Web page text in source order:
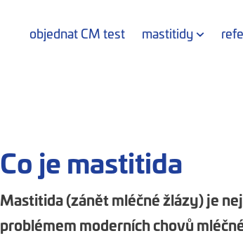
objednat CM test mastitidy
Co je mastitida
Mastitida (zánět mléčné žlázy) je
problémem moderních chovů